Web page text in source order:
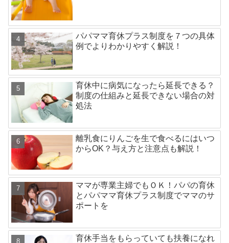
パパママ育休プラス制度を７つの具体
例でよりわかりやすく解説！
育休中に病気になったら延長できる？
制度の仕組みと延長できない場合の対
処法
離乳食にりんごを生で食べるにはいつ
からOK？与え方と注意点も解説！
ママが専業主婦でもＯＫ！パパの育休
とパパママ育休プラス制度でママのサ
ポートを
育休手当をもらっていても扶養になれ